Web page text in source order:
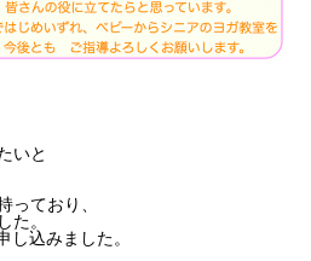
いと
っており、
た。
し込みました。